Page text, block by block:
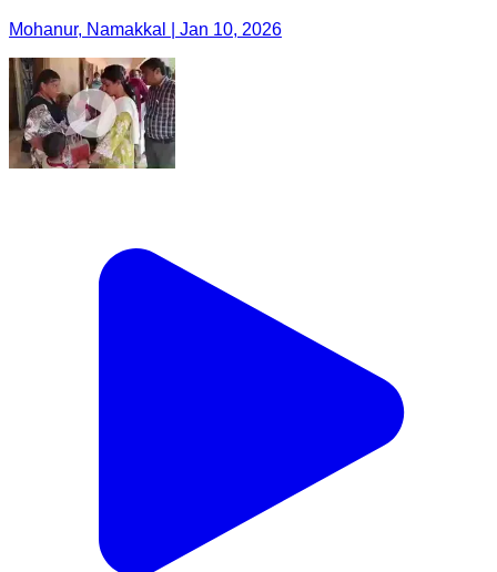
Mohanur, Namakkal | Jan 10, 2026